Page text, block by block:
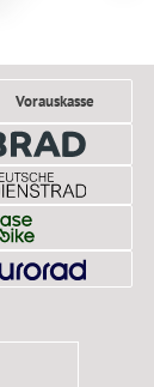
Vorauskasse